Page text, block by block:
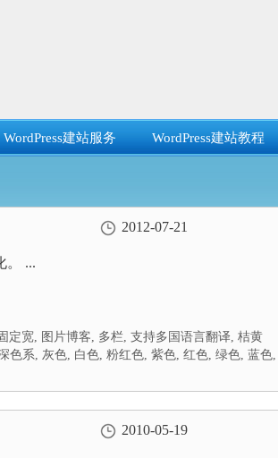
WordPress建站服务 WordPress建站教程
2012-07-21
。 ...
定宽, 图片博客, 多栏,支持多国语言翻译,桔黄
色系,灰色, 白色,粉红色,紫色,红色,绿色,蓝色,
2010-05-19